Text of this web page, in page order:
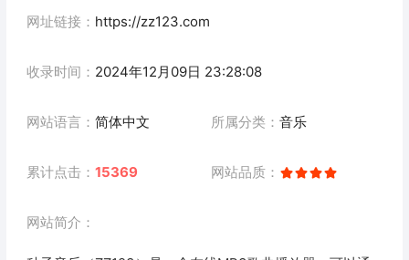
网址链接： https://zz123.com
收录时间： 2024年12月09日 23:28:08
网站语言： 简体中文 所属分类： 音乐
累计点击： 15369 网站品质：
网站简介：